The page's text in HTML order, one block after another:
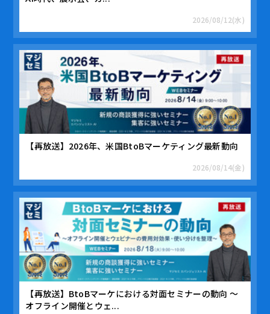
2026/08/12(水)
【再放送】2026年、米国BtoBマーケティング最新動向
2026/08/14(金)
【再放送】BtoBマーケにおける対面セミナーの動向 ～
オフライン開催とウェ...